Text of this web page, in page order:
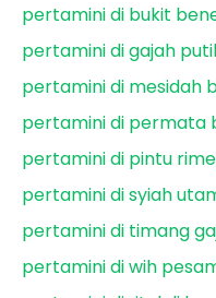
pertamini di bukit
pertamini di gajah
pertamini di mesidah
pertamini di permata
pertamini di pintu
pertamini di syiah
pertamini di timang
pertamini di wih